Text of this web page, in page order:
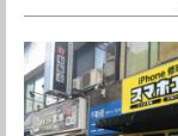
ました。 無事
修理屋さんいい
理技術 見分け